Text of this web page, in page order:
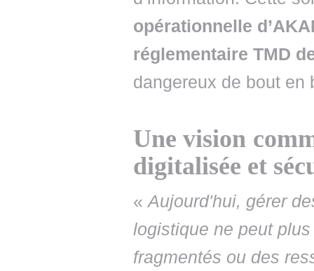
opérationnelle
réglementaire TMD
dangereux de bout en
Une vision
digitalisée et
«Aujourd'hui, gérer
logistique ne peut
fragmentés ou des